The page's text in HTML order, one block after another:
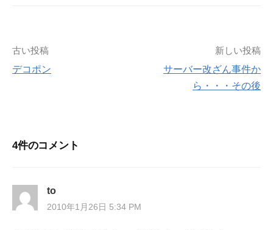
投
ビ
ー
シ
古い投稿
デコポン
新しい投稿
サーバー改ざん事件か
ら・・・その後
4件のコメント
to
2010年1月26日 5:34 PM